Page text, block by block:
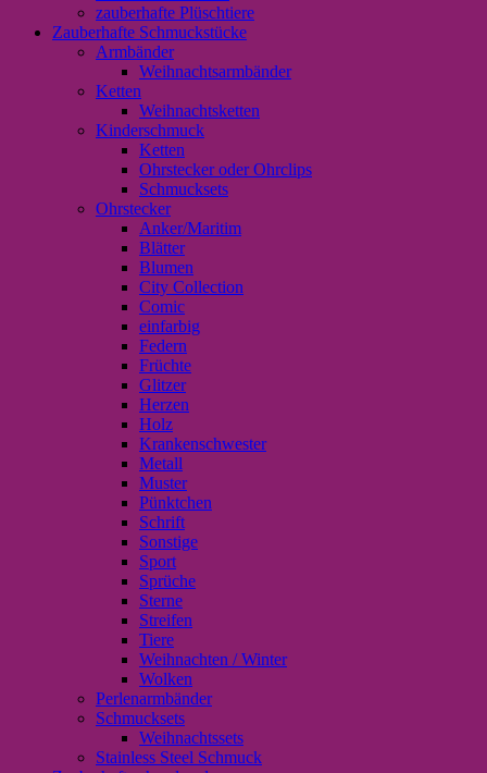
zauberhafte Plüschtiere
Zauberhafte Schmuckstücke
Armbänder
Weihnachtsarmbänder
Ketten
Weihnachtsketten
Kinderschmuck
Ketten
Ohrstecker oder Ohrclips
Schmucksets
Ohrstecker
Anker/Maritim
Blätter
Blumen
City Collection
Comic
einfarbig
Federn
Früchte
Glitzer
Herzen
Holz
Krankenschwester
Metall
Muster
Pünktchen
Schrift
Sonstige
Sport
Sprüche
Sterne
Streifen
Tiere
Weihnachten / Winter
Wolken
Perlenarmbänder
Schmucksets
Weihnachtssets
Stainless Steel Schmuck